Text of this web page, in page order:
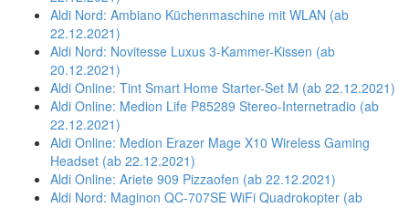
Aldi Nord: Ambiano Küchenmaschine mit WLAN (ab
22.12.2021)
Aldi Nord: Novitesse Luxus 3-Kammer-Kissen (ab
20.12.2021)
Aldi Online: Tint Smart Home Starter-Set M (ab 22.12.2021)
Aldi Online: Medion Life P85289 Stereo-Internetradio (ab
22.12.2021)
Aldi Online: Medion Erazer Mage X10 Wireless Gaming
Headset (ab 22.12.2021)
Aldi Online: Ariete 909 Pizzaofen (ab 22.12.2021)
Aldi Nord: Maginon QC-707SE WiFi Quadrokopter (ab